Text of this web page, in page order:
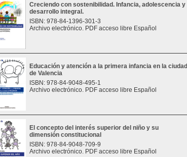
Creciendo con sostenibilidad. Infancia, adolescencia y
desarrollo integral.
ISBN: 978-84-1396-301-3
Archivo electrónico. PDF acceso libre Español
Educación y atención a la primera infancia en la ciudad
de Valencia
ISBN: 978-84-9048-495-1
Archivo electrónico. PDF acceso libre Español
El concepto del interés superior del niño y su
dimensión constitucional
ISBN: 978-84-9048-709-9
Archivo electrónico. PDF acceso libre Español